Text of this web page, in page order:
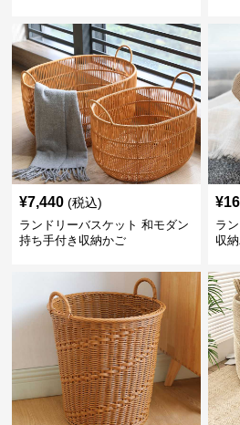
¥7,440 (税込)
ランドリーバスケット 和モダン
持ち手付き収納かご
¥
ラ
収